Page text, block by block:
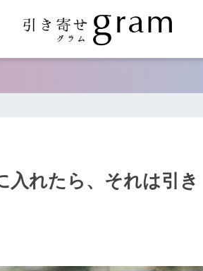
入れたら、それは引き